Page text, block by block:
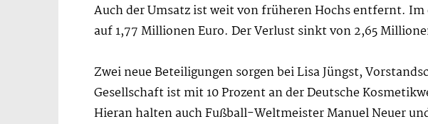
Auch der Umsatz ist weit von früheren Hochs entfernt.
auf 1,77 Millionen Euro. Der Verlust sinkt von 2,65
Zwei neue Beteiligungen sorgen bei Lisa Jüngst,
Gesellschaft ist mit 10 Prozent an der Deutsche
Hieran halten auch Fußball-Weltmeister Manuel Neuer